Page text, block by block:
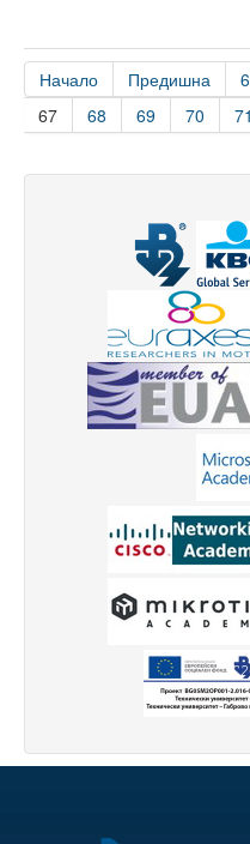
Факултет по
Машинно-
Корабостроителен
Добруджански
Учебна дейност
Преподаватели
Настоящи
Почетни доктори
График на учебния
Проверки на учебния
Тюторна система
Издателска дейност
Учебна издателска
Начало Предишна
67
68 69 70 71